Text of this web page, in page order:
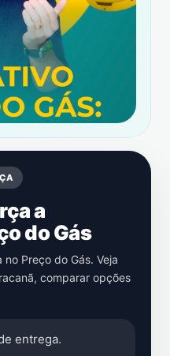
a
do Gás
Preço do Gás. Veja
, comparar opções
entrega.